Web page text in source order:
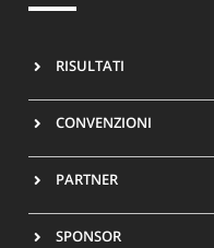
RISULTATI
CONVENZIONI
PARTNER
SPONSOR